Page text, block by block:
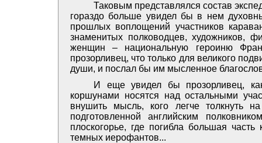
Таковым представлялся состав
гораздо больше увидел бы в нем
прошлых воплощений участников
знаменитых полководцев, художников,
женщин – национальную героиню
прозорливец, что только для великого
души, и послал бы им мысленное
И еще увидел бы прозорливец,
коршунами носятся над остальными
внушить мысль, кого легче толкнуть
подготовленной английским
плоскогорье, где погибла большая
темных иерофантов...